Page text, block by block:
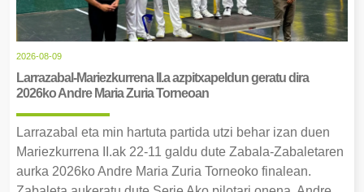
2026-08-09
Larrazabal-Mariezkurrena II.a azpitxapeldun geratu dira
2026ko Andre Maria Zuria Torneoan
Larrazabal eta min hartuta partida utzi behar izan duen
Mariezkurrena II.ak 22-11 galdu dute Zabala-Zabaletaren
aurka 2026ko Andre Maria Zuria Torneoko finalean.